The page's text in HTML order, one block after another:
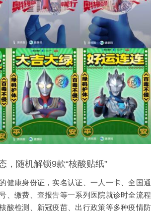
，随机解锁9款“核酸贴纸”
健康身份证，实名认证、一人一卡、全国通
、缴费、查报告等一系列医院就诊时全流程
酸检测、新冠疫苗、出行政策等多种疫情防